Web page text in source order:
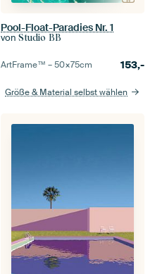
Pool-Float-Paradies Nr. 1
von Studio BB
ArtFrame™ –50×75cm 153,-
Größe & Material selbst wählen